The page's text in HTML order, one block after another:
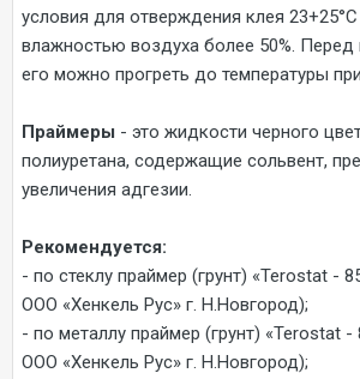
условия для отверждения клея
влажностью воздуха более 50%. Перед
его можно прогреть до температуры
Праймеры - это жидкости черного
полиуретана, содержащие сольвент,
увеличения адгезии.
Рекомендуется:
- по стеклу праймер (грунт) «Terostat -
ООО «Хенкель Рус» г. Н.Новгород);
- по металлу праймер (грунт) «Terostat
ООО «Хенкель Рус» г. Н.Новгород);